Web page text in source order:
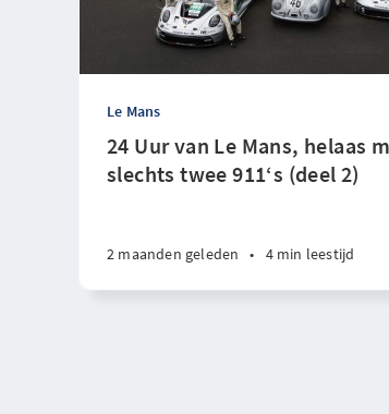
Le Mans
24 Uur van Le Mans, helaas
slechts twee 911‘s (deel 2)
2 maanden geleden • 4 min leestijd